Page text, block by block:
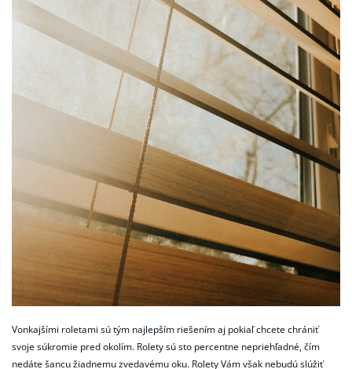
Vonkajšími roletami sú tým najlepším riešením aj pokiaľ chcete chrániť
svoje súkromie pred okolím. Rolety sú sto percentne nepriehľadné, čím
nedáte šancu žiadnemu zvedavému oku. Rolety Vám však nebudú slúžiť